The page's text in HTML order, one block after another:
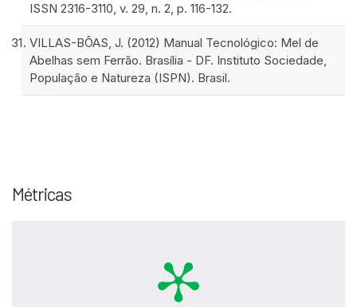
ISSN 2316-3110, v. 29, n. 2, p. 116-132.
VILLAS-BÔAS, J. (2012) Manual Tecnológico: Mel de
Abelhas sem Ferrão. Brasília - DF. Instituto Sociedade,
População e Natureza (ISPN). Brasil.
Métricas
See how this article has been
scite.ai